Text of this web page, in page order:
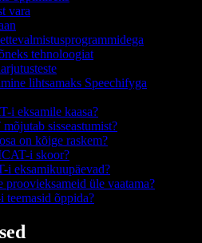
vara
tehnoloogiat
lihtsamaks Speechifyga
i eksamile kaasa?
sisseastumist?
on kõige raskem?
i skoor?
i eksamikuupäevad?
proovieksameid üle vaatama?
õppida?